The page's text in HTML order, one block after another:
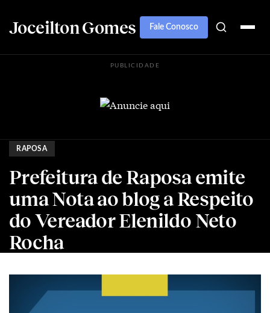
Joceilton Gomes Fale Conosco
PUBLICIDADE
RAPOSA
Prefeitura de Raposa emite
uma Nota ao blog a Respeito
do Vereador Elenildo Neto
Rocha